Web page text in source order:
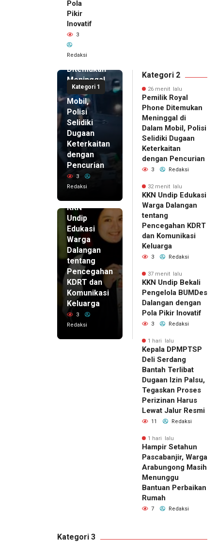
Pola
Pikir
Inovatif
3
Redaksi
Kategori 1
26 menit
lalu
Pemilik
Royal
Phone
Ditemukan
Meninggal
di Dalam
Mobil,
Polisi
Selidiki
Dugaan
Keterkaitan
dengan
Pencurian
3
Redaksi
KKN
Undip
Edukasi
Warga
Dalangan
tentang
Pencegahan
KDRT dan
Komunikasi
Keluarga
3
Redaksi
Kategori 2
26 menit lalu
Pemilik Royal
Phone Ditemukan
Meninggal di
Dalam Mobil, Polisi
Selidiki Dugaan
Keterkaitan
dengan Pencurian
3 Redaksi
32 menit lalu
KKN Undip Edukasi
Warga Dalangan
tentang
Pencegahan KDRT
dan Komunikasi
Keluarga
3 Redaksi
37 menit lalu
KKN Undip Bekali
Pengelola BUMDes
Dalangan dengan
Pola Pikir Inovatif
3 Redaksi
1 hari lalu
Kepala DPMPTSP
Deli Serdang
Bantah Terlibat
Dugaan Izin Palsu,
Tegaskan Proses
Perizinan Harus
Lewat Jalur Resmi
11 Redaksi
1 hari lalu
Hampir Setahun
Pascabanjir, Warga
Arabungong Masih
Menunggu
Bantuan Perbaikan
Rumah
7 Redaksi
Kategori 3